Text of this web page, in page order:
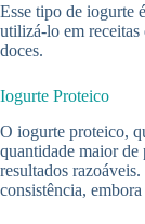
Esse tipo de iogurte
utilizá-lo em
doces.
Iogurte Proteico
O iogurte proteico,
quantidade maior de
resultados
consistência,